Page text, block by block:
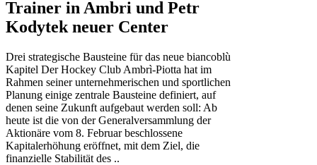
Trainer in Ambri und Petr
Kodytek neuer Center
Drei strategische Bausteine für das neue biancoblù
Kapitel Der Hockey Club Ambrì-Piotta hat im
Rahmen seiner unternehmerischen und sportlichen
Planung einige zentrale Bausteine definiert, auf
denen seine Zukunft aufgebaut werden soll: Ab
heute ist die von der Generalversammlung der
Aktionäre vom 8. Februar beschlossene
Kapitalerhöhung eröffnet, mit dem Ziel, die
finanzielle Stabilität des ..